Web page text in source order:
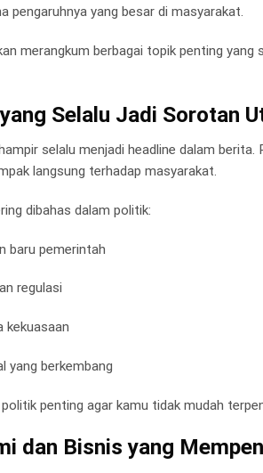
pengaruhnya yang besar di masyarakat.
merangkum berbagai topik penting yang
Selalu Jadi Sorotan
selalu menjadi headline dalam berita.
langsung terhadap masyarakat.
dibahas dalam politik:
baru pemerintah
regulasi
kekuasaan
yang berkembang
penting agar kamu tidak mudah
dan Bisnis yang